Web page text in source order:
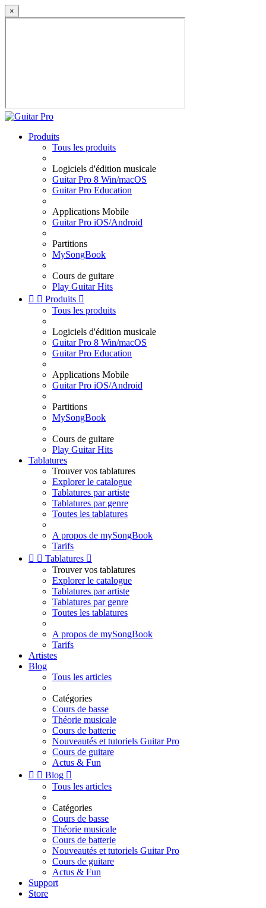
×
Produits
Tous les produits
Logiciels d'édition musicale
Guitar Pro 8 Win/macOS
Guitar Pro Education
Applications Mobile
Guitar Pro iOS/Android
Partitions
MySongBook
Cours de guitare
Play Guitar Hits
  Produits 
Tous les produits
Logiciels d'édition musicale
Guitar Pro 8 Win/macOS
Guitar Pro Education
Applications Mobile
Guitar Pro iOS/Android
Partitions
MySongBook
Cours de guitare
Play Guitar Hits
Tablatures
Trouver vos tablatures
Explorer le catalogue
Tablatures par artiste
Tablatures par genre
Toutes les tablatures
A propos de mySongBook
Tarifs
  Tablatures 
Trouver vos tablatures
Explorer le catalogue
Tablatures par artiste
Tablatures par genre
Toutes les tablatures
A propos de mySongBook
Tarifs
Artistes
Blog
Tous les articles
Catégories
Cours de basse
Théorie musicale
Cours de batterie
Nouveautés et tutoriels Guitar Pro
Cours de guitare
Actus & Fun
  Blog 
Tous les articles
Catégories
Cours de basse
Théorie musicale
Cours de batterie
Nouveautés et tutoriels Guitar Pro
Cours de guitare
Actus & Fun
Support
Store